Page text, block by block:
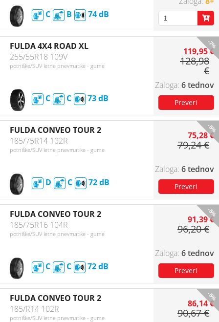
C B 74
-7%
FULDA 4X4 ROAD XL
255/55R18 109V
potniške/SUV letne pnevmatike - gume
C C 73
119,95 €
128,98
€
6 tednov
-5%
FULDA CONVEO TOUR 2
185/75R14 102R
potniške/SUV letne pnevmatike - gume
D C 72
75,28 €
79,24 €
6 tednov
-5%
FULDA CONVEO TOUR 2
185/75R16 104R
potniške/SUV letne pnevmatike - gume
C C 72
91,39 €
96,20 €
6 tednov
-5%
FULDA CONVEO TOUR 2
185/R14 102R
potniške/SUV letne pnevmatike - gume
86,14 €
90,67 €